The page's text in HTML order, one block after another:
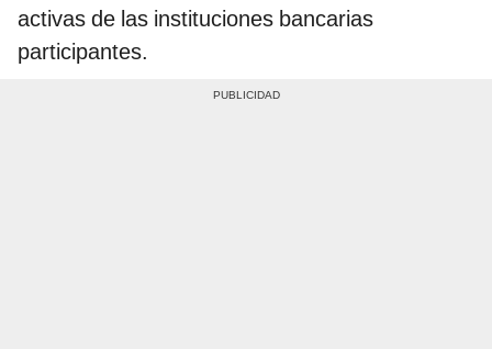
activas de las instituciones bancarias
participantes.